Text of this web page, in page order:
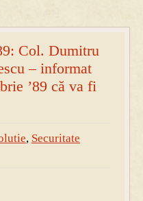
Col. Dumitru
– informat
’89 că va fi
, Securitate